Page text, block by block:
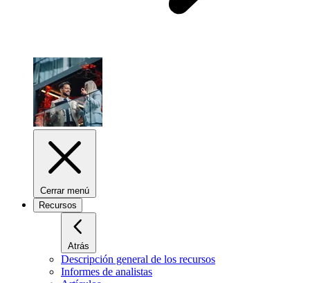
Cerrar menú
Recursos
Atrás
Descripción general de los recursos
Informes de analistas